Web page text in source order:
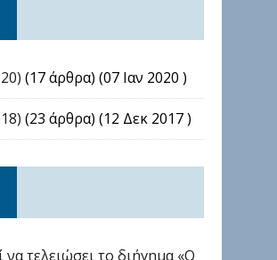
(17 άρθρα) (07 Ιαν 2020 )
(23 άρθρα) (12 Δεκ 2017 )
τελειώσει το διήγημα «Ο